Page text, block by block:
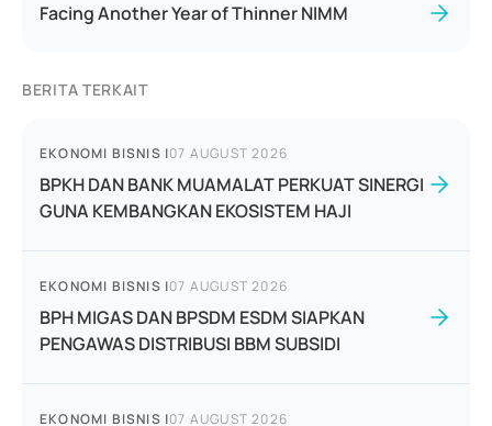
Facing Another Year of Thinner NIMM
BERITA TERKAIT
EKONOMI BISNIS |07 AUGUST 2026
BPKH DAN BANK MUAMALAT PERKUAT SINERGI
GUNA KEMBANGKAN EKOSISTEM HAJI
EKONOMI BISNIS |07 AUGUST 2026
BPH MIGAS DAN BPSDM ESDM SIAPKAN
PENGAWAS DISTRIBUSI BBM SUBSIDI
EKONOMI BISNIS |07 AUGUST 2026